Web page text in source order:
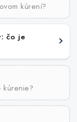
kúrení?
čo je
kúrenie?